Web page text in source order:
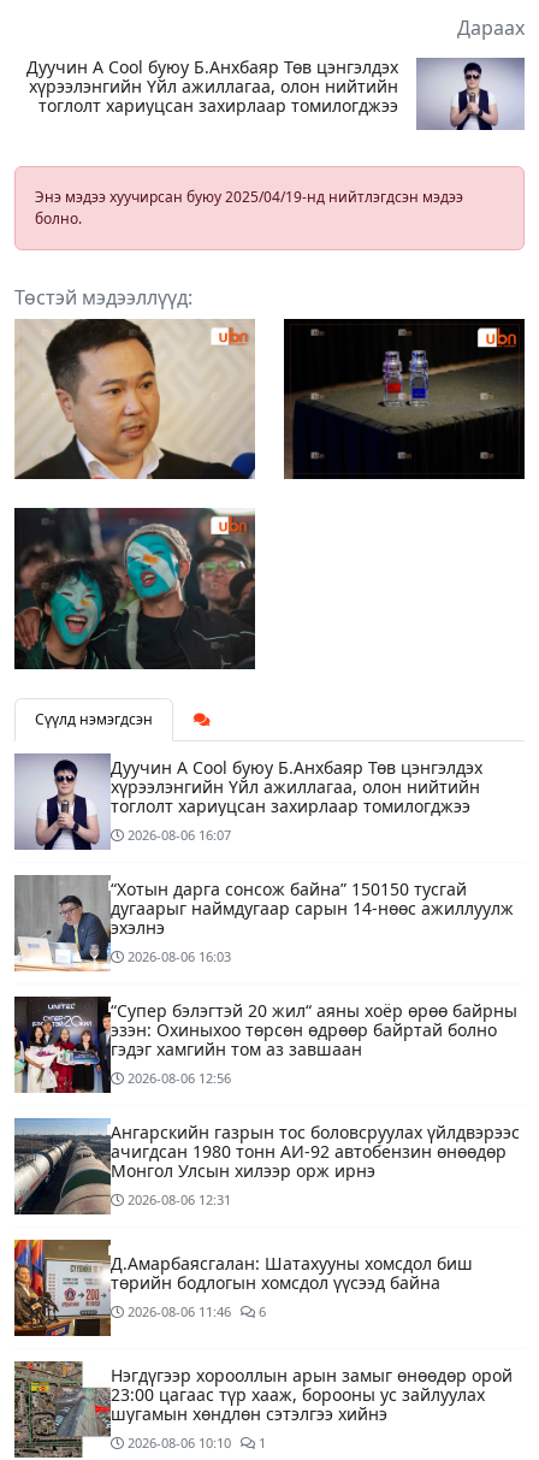
Дараах
Дуучин A Cool буюу Б.Анхбаяр Төв цэнгэлдэх
хүрээлэнгийн Үйл ажиллагаа, олон нийтийн
тоглолт хариуцсан захирлаар томилогджээ
Энэ мэдээ хуучирсан буюу 2025/04/19-нд нийтлэгдсэн мэдээ
болно.
Төстэй мэдээллүүд:
Сүүлд нэмэгдсэн
Дуучин A Cool буюу Б.Анхбаяр Төв цэнгэлдэх
хүрээлэнгийн Үйл ажиллагаа, олон нийтийн
тоглолт хариуцсан захирлаар томилогджээ
2026-08-06 16:07
“Хотын дарга сонсож байна” 150150 тусгай
дугаарыг наймдугаар сарын 14-нөөс ажиллуулж
эхэлнэ
2026-08-06 16:03
“Супер бэлэгтэй 20 жил“ аяны хоёр өрөө байрны
эзэн: Охиныхоо төрсөн өдрөөр байртай болно
гэдэг хамгийн том аз завшаан
2026-08-06 12:56
Ангарскийн газрын тос боловсруулах үйлдвэрээс
ачигдсан 1980 тонн АИ-92 автобензин өнөөдөр
Монгол Улсын хилээр орж ирнэ
2026-08-06 12:31
Д.Амарбаясгалан: Шатахууны хомсдол биш
төрийн бодлогын хомсдол үүсээд байна
2026-08-06 11:46 6
Нэгдүгээр хорооллын арын замыг өнөөдөр орой
23:00 цагаас түр хааж, борооны ус зайлуулах
шугамын хөндлөн сэтэлгээ хийнэ
2026-08-06 10:10 1